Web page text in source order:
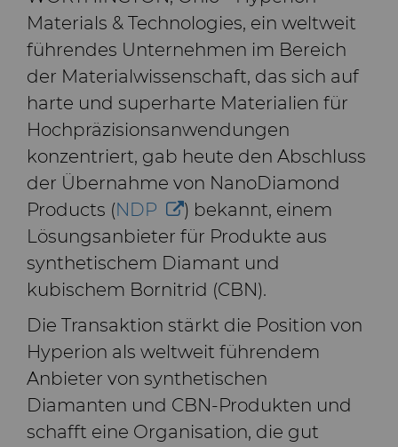
Skivit™ Wälzschäl-Rohlinge
Richtbohrwerkzeuge
Bohrlochkomplettierung
und Fracking
Durchflussregelventile
PCBN
BZN™ Kompakte
Specialty Thick BZN™
PCD
Compax™ PCD-
Werkzeugrohlinge
PCD der P-Serie
PCD der U-Serie
Pressfertige Pulver
Benutzerdefinierte Sorten
Standard-Sorten
Rotierende Messerwalzen
Lösungen im Bereich der
rotierenden Messerwalzen
Drehschneider-
Dienste
Sägezähne und Rohlinge
Sägezähne für die
Metallzerspanung und -
Streifen-Rohlinge
Verschleißteile
Werkzeuge für die
Elektronische
Bondingwerkzeuge
Drahtziehwerkzeuge
Drahtziehen
Grobe oder OD-
Stahlproduktion
Werkzeugbau
QEHS-Richtlinie
Forschung & Entwicklung
Allgemeine
Geschäftsbedingungen
Materials & Technologies, ein weltweit
führendes Unternehmen im Bereich
der Materialwissenschaft, das sich auf
harte und superharte Materialien für
Hochpräzisionsanwendungen
konzentriert, gab heute den Abschluss
der Übernahme von NanoDiamond
Products (NDP
) bekannt, einem
Lösungsanbieter für Produkte aus
synthetischem Diamant und
kubischem Bornitrid (CBN).
Die Transaktion stärkt die Position von
Hyperion als weltweit führendem
Anbieter von synthetischen
Diamanten und CBN-Produkten und
schafft eine Organisation, die gut